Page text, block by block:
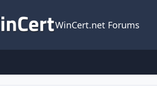
WinCert.net Forums